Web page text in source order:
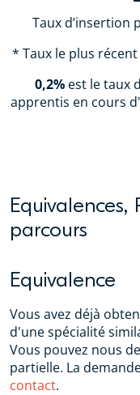
Taux d’insertion
* Taux le plus
0,2%est le taux
apprentis en cours
Equivalences,
parcours
Equivalence
Vous avez déjà
d'une spécialité
Vous pouvez nous
partielle. La
contact.